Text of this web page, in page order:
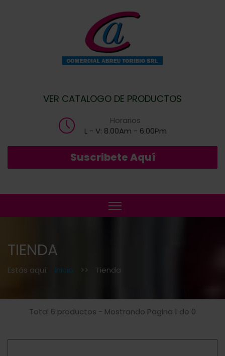
VER CATALOGO DE PRODUCTOS
Horarios
L - V: 8.00Am - 6.00Pm
Suscribete Aquí
TIENDA
Estás aquí: Inicio >> Tienda
Total 6 productos - Mostrando Pagina 1 de 0